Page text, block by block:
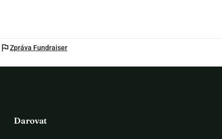
flagZpráva Fundraiser
Darovat